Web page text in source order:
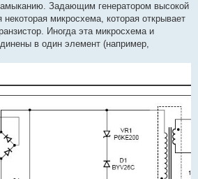
Задающим генератором высокой
микросхема, которая открывает
Иногда эта микросхема и
в один элемент (например,